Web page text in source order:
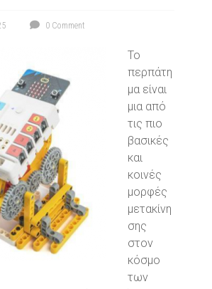
0 Comment
Το
περπάτη
μα είναι
μια από
τις πιο
βασικές
και
κοινές
μορφές
μετακίνη
σης
στον
κόσμο
των